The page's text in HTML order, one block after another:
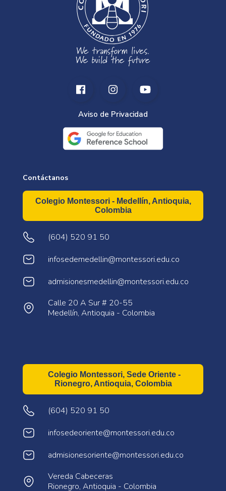
Aviso de Privacidad
Contáctanos
Colegio Montessori - Medellín, Antioquia,
Colombia
(604) 520 91 50
infosedemedellin@montessori.edu.co
admisionesmedellin@montessori.edu.co
Calle 20 A Sur # 20-55
Medellín, Antioquia - Colombia
Colegio Montessori, Sede Oriente -
Rionegro, Antioquia, Colombia
(604) 520 91 50
infosedeoriente@montessori.edu.co
admisionesoriente@montessori.edu.co
Vereda Cabeceras
Rionegro, Antioquia - Colombia